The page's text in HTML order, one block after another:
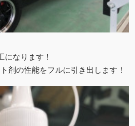
になります！
剤の性能をフルに引き出します！